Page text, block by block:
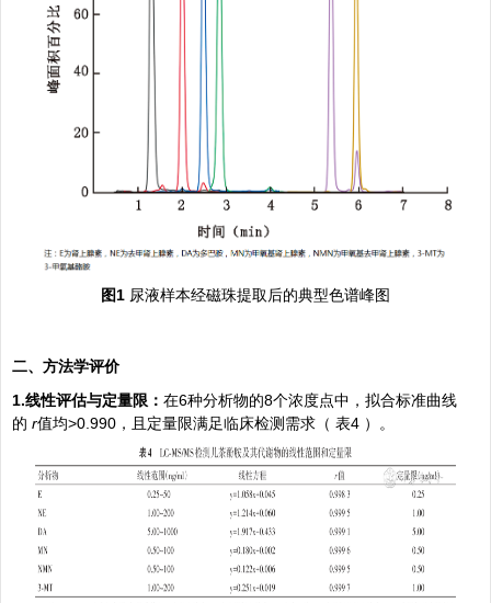
图1 尿液样本经磁珠提取后的典型色谱峰图
二、方法学评价
1.线性评估与定量限： 在6种分析物的8个浓度点中，拟合标准曲线
的 r值均>0.990，且定量限满足临床检测需求（ 表4 ）。